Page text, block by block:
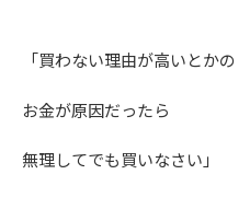
「買わない理由が高いとかの
お金が原因だったら
無理してでも買いなさい」